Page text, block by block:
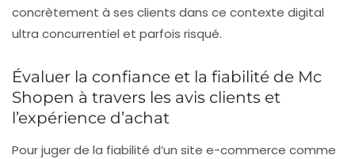
concrètement à ses clients dans ce contexte digital
ultra concurrentiel et parfois risqué.
Évaluer la confiance et la fiabilité de Mc
Shopen à travers les avis clients et
l’expérience d’achat
Pour juger de la fiabilité d’un site e-commerce comme